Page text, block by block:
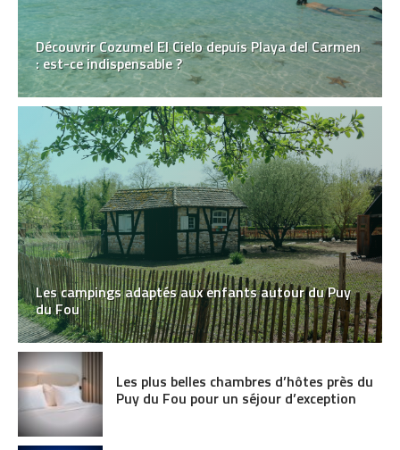
Découvrir Cozumel El Cielo depuis Playa del Carmen
: est-ce indispensable ?
Les campings adaptés aux enfants autour du Puy
du Fou
Les plus belles chambres d’hôtes près du
Puy du Fou pour un séjour d’exception